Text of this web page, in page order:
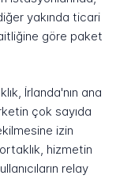
yakında ticari
göre paket
İrlanda'nın ana
çok sayıda
izin
hizmetin
relay